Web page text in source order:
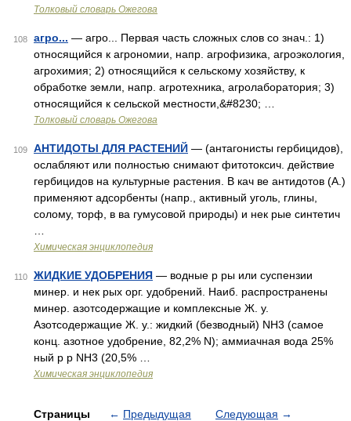
Толковый словарь Ожегова
108 агро... — агро... Первая часть сложных слов со знач.: 1)
относящийся к агрономии, напр. агрофизика, агроэкология,
агрохимия; 2) относящийся к сельскому хозяйству, к
обработке земли, напр. агротехника, агролаборатория; 3)
относящийся к сельской местности,&#8230; …
Толковый словарь Ожегова
109 АНТИДОТЫ ДЛЯ РАСТЕНИЙ — (антагонисты гербицидов),
ослабляют или полностью снимают фитотоксич. действие
гербицидов на культурные растения. В кач ве антидотов (А.)
применяют адсорбенты (напр., активный уголь, глины,
солому, торф, в ва гумусовой природы) и нек рые синтетич
Химическая энциклопедия
110 ЖИДКИЕ УДОБРЕНИЯ — водные р ры или суспензии
минер. и нек рых орг. удобрений. Наиб. распространены
минер. азотсодержащие и комплексные Ж. у.
Азотсодержащие Ж. у.: жидкий (безводный) NH3 (самое
конц. азотное удобрение, 82,2% N); аммиачная вода 25%
ный р р NH3 (20,5% …
Химическая энциклопедия
Страницы ← Предыдущая Следующая →